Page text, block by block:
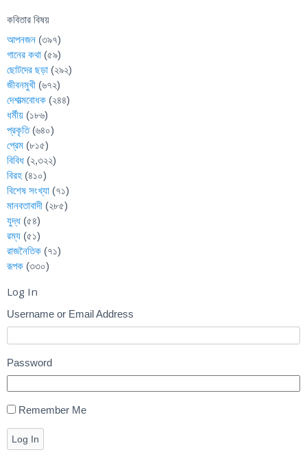
কবিতার বিষয়
আপনজন (৩৯৭)
গানের কথা (৫৯)
ছোটদের ছড়া (২৯২)
জীবনমুখী (৬৭২)
দেশাত্মবোধক (২৪৪)
ধর্মীয় (১৮৬)
প্রকৃতি(৬৪০)
প্রেম (৮১৫)
বিবিধ (২,৩২২)
বিরহ (৪১০)
বিশেষ সংখ্যা (৭১)
মানবতাবাদী (২৮৫)
যুদ্ধ (৫৪)
রম্য (৫১)
রাজনৈতিক (৭১)
রূপক (৩৩০)
Log In
Username or Email Address
Password
Remember Me
Log In